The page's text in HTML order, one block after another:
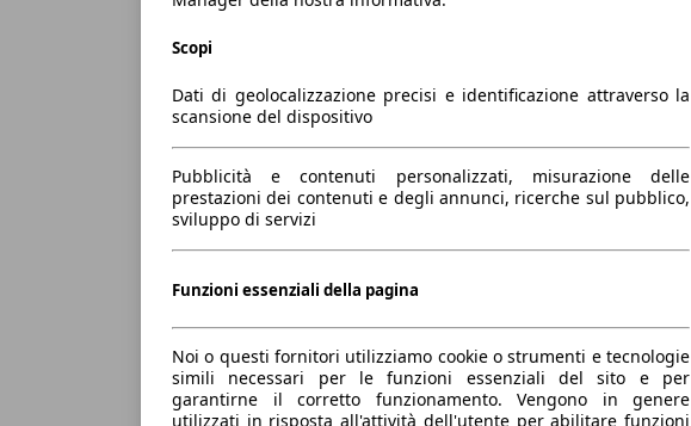
Scopi
Dati di geolocalizzazione precisi e identificazione attraverso la
scansione del dispositivo
Pubblicità e contenuti personalizzati, misurazione delle
prestazioni dei contenuti e degli annunci, ricerche sul pubblico,
sviluppo di servizi
Funzioni essenziali della pagina
Noi o questi fornitori utilizziamo cookie o strumenti e tecnologie
simili necessari per le funzioni essenziali del sito e per
garantirne il corretto funzionamento. Vengono in genere
utilizzati in risposta all'attività dell'utente per abilitare funzioni